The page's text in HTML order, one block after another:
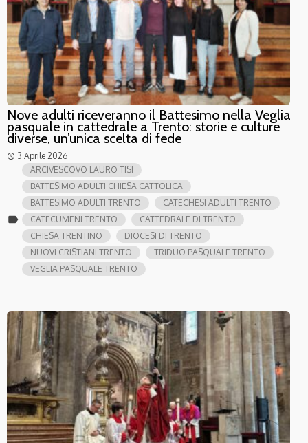
Nove adulti riceveranno il Battesimo nella Veglia
pasquale in cattedrale a Trento: storie e culture
diverse, un’unica scelta di fede
access_time 3 Aprile 2026
label
ARCIVESCOVO LAURO TISI
BATTESIMO ADULTI CHIESA CATTOLICA
BATTESIMO ADULTI TRENTO
CATECHESI ADULTI TRENTO
CATECUMENI TRENTO
CATTEDRALE DI TRENTO
CHIESA TRENTINO
DIOCESI DI TRENTO
NUOVI CRISTIANI TRENTO
TRIDUO PASQUALE TRENTO
VEGLIA PASQUALE TRENTO